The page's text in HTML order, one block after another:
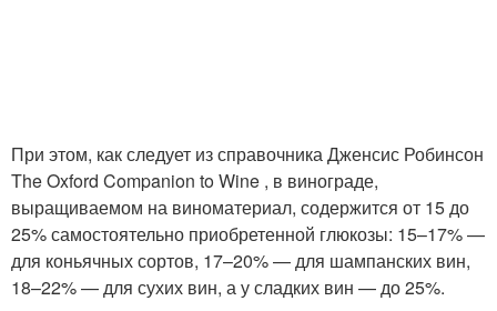
При этом, как следует из справочника Дженсис Робинсон
The Oxford Companion to Wine , в винограде,
выращиваемом на виноматериал, содержится от 15 до
25% самостоятельно приобретенной глюкозы: 15–17% —
для коньячных сортов, 17–20% — для шампанских вин,
18–22% — для сухих вин, а у сладких вин — до 25%.